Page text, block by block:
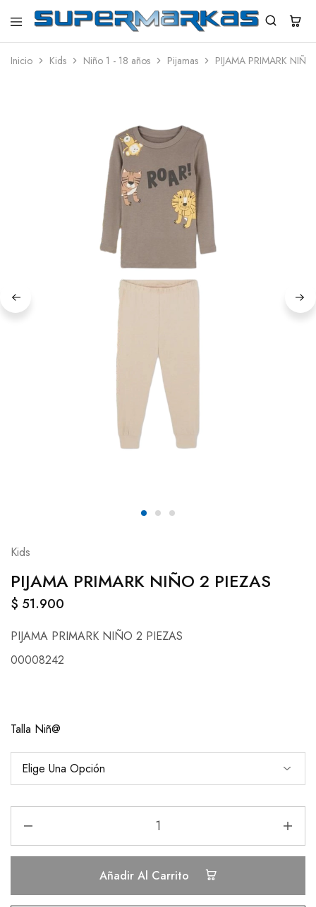
SuperMarkas
Ropa
con
Inicio Kids Niño 1 - 18 años Pijamas PIJAMA PRIMARK
Kids
PIJAMA PRIMARK NIÑO 2 PIEZAS
$ 51.900
PIJAMA PRIMARK NIÑO 2 PIEZAS
00008242
Talla Niñ@
Añadir Al Carrito